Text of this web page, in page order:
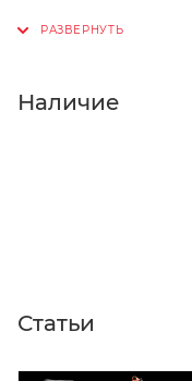
Нажмите кнопку
Наличие
Статьи